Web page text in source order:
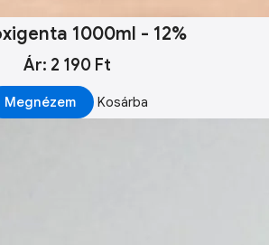
1000ml - 12%
Ár: 2 190 Ft
Megnézem Kosárba